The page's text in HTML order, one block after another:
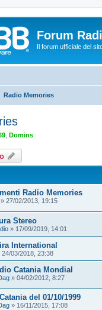
Forum
Il forum ufficiale del
Radio Memories
Domins
Radio Memories
» 27/02/2013, 19:15
Stereo
» 17/09/2019, 14:01
International
24/03/2018, 23:38
Catania Mondial
» 04/02/2012, 8:27
del 01/10/1999
» 16/11/2015, 17:08